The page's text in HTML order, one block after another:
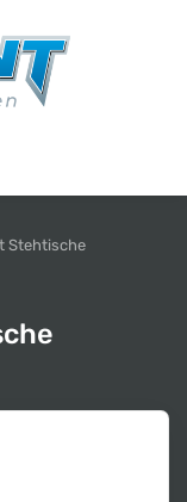
Stehtische